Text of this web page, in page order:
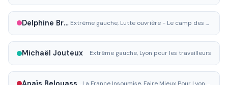
Delphine Briday Extrême gauche, Lutte ouvrière - Le camp des travailleurs
Michaël Jouteux Extrême gauche, Lyon pour les travailleurs
La France Insoumise, Faire Mieux Pour Lyon - La France Insoumise